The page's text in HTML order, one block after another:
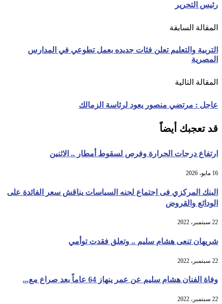
رئيس التحرير
المقالة السابقة
التربية والتعليم تعلن فئات جديده بعمل تطوعي في المدارس
المصرية
المقالة التالية
عاجل : مرتضي منصور يعود لرئاسة الزمالك
قد تعجبك أيضاً
ارتفاع درجات الحرارة وفرص لسقوط أمطار .. الاثنين
16 مايو، 2026
البنك المركزي فى اجتماع لجنه السياسات يناقش سعر الفائدة على
الودائع والقروض
22 سبتمبر، 2022
شريهان تنعى هشام سليم .. وتعلق فقدت توأمي
22 سبتمبر، 2022
وفاة الفنان هشام سليم عن عمر ينهاز 64 عاماً بعد صراع مع...
22 سبتمبر، 2022